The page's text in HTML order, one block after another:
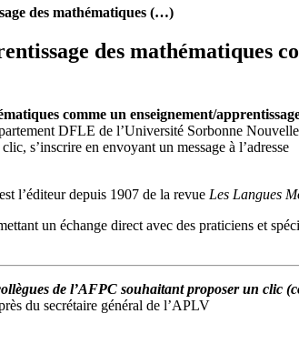
des mathématiques (…)
des mathématiques
comme un enseignement/
DFLE de l’Université Sorbonne
s’inscrire en envoyant un message à l’adresse
l’éditeur depuis 1907 de la revue Les Langues
un échange direct avec des praticiens et
de l’AFPC souhaitant proposer un clic
du secrétaire général de l’APLV